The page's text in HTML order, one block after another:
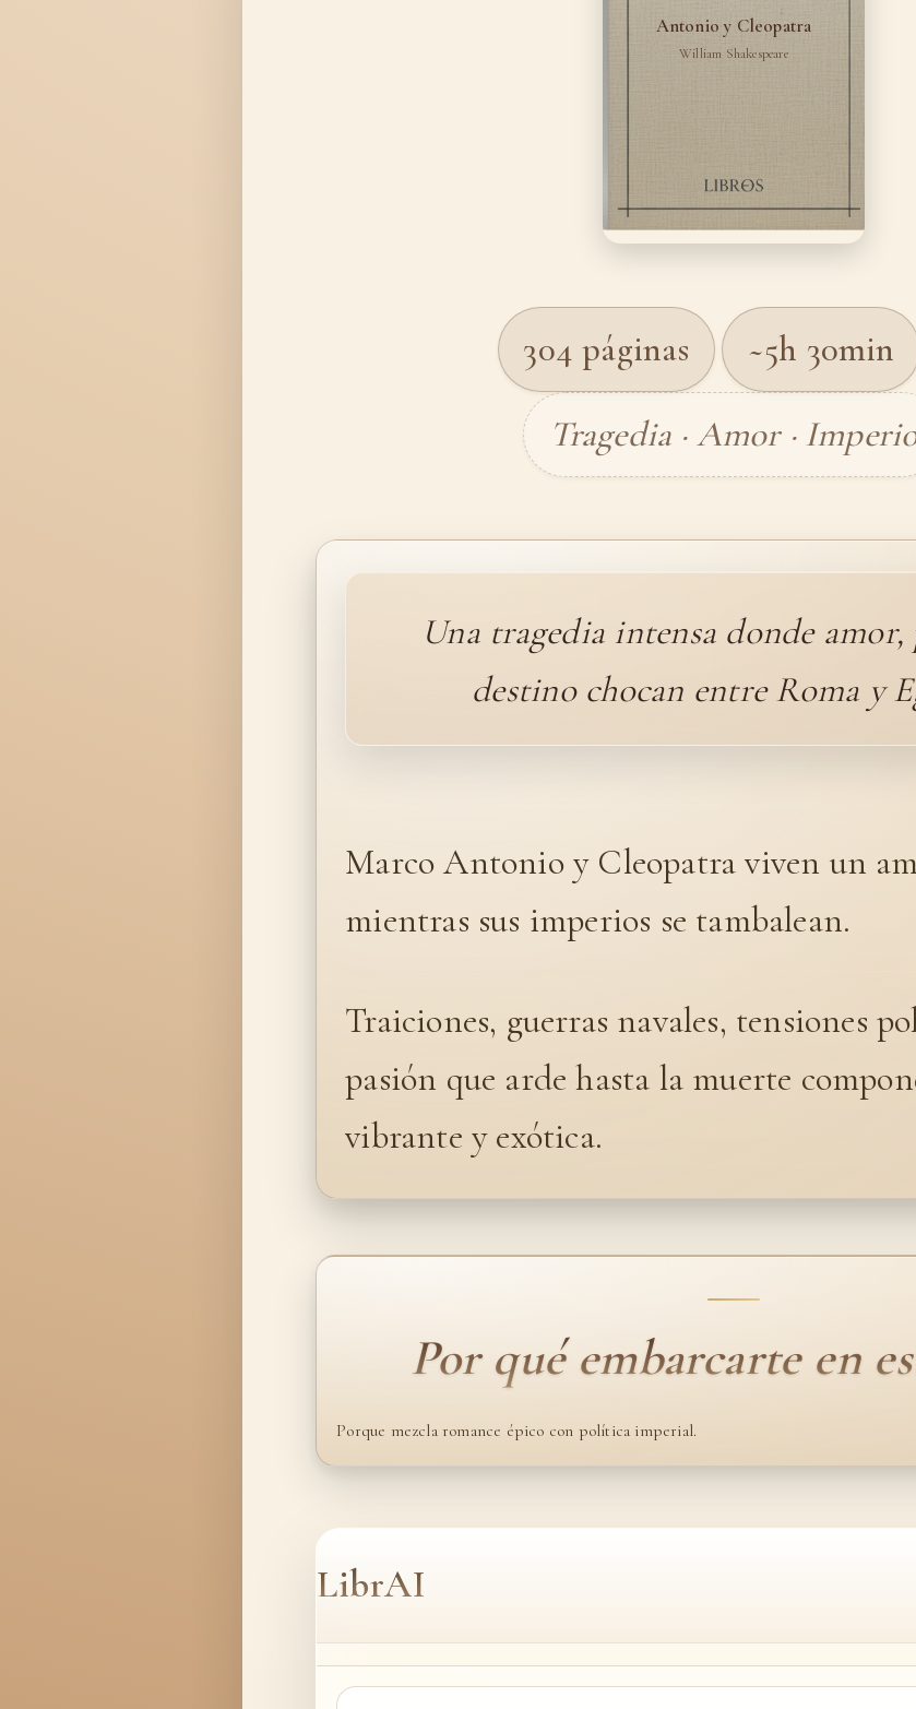
Antonio y Cleopatra
William Shakespeare
304 páginas
~5h 30min
Tragedia · Amor ·
Una tragedia intensa donde
destino chocan entre Roma y
Marco Antonio y Cleopatra viven un
mientras sus imperios se tambalean.
Traiciones, guerras navales, tensiones
pasión que arde hasta la muerte
vibrante y exótica.
Por qué embarcarte en
Porque mezcla romance épico con política imperial.
LibrAI